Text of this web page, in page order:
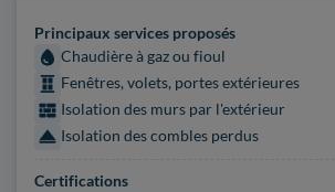
Principaux services proposés
Chaudière à gaz ou fioul
Fenêtres, volets, portes extérieures
Isolation des murs par l'extérieur
Isolation des combles perdus
Certifications